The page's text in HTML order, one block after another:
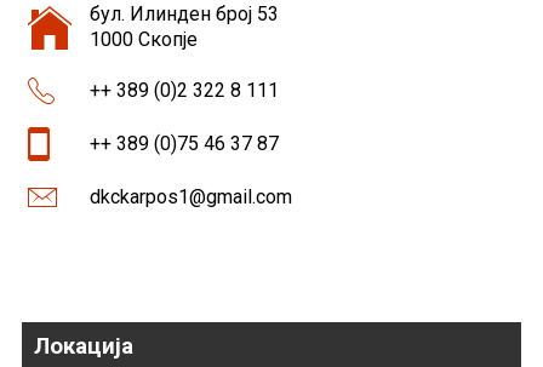
бул. Илинден број 53
1000 Скопје
++ 389 (0)2 322 8 111
++ 389 (0)75 46 37 87
dkckarpos1@gmail.com
Локација